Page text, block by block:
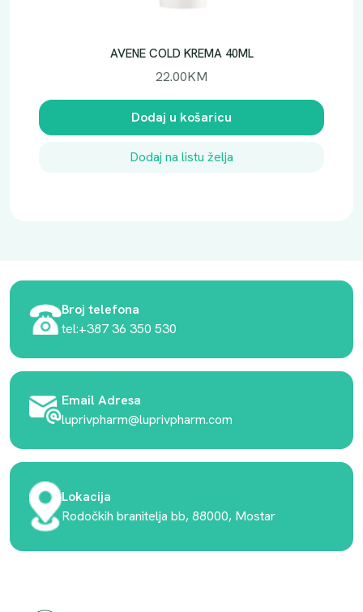
AVENE COLD KREMA 40ML
22.00KM
Dodaj u košaricu
Dodaj na listu želja
Broj telefona
tel:+387 36 350 530
Email Adresa
luprivpharm@luprivpharm.com
Lokacija
Rodočkih branitelja bb, 88000, Mostar